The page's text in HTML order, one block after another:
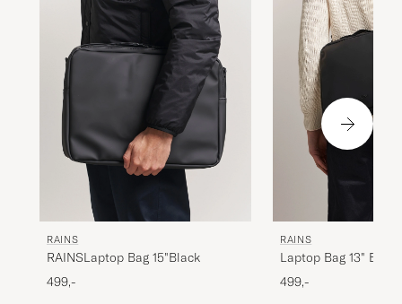
RAINS
RAINSLaptop Bag 15"Black
499,-
RAINS
Laptop Bag 13" Black
499,-